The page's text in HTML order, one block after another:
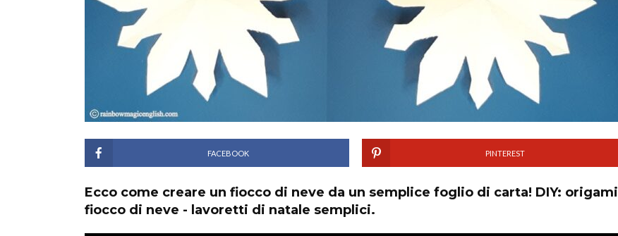
FACEBOOK PINTEREST
Ecco come creare un fiocco di neve da un semplice foglio di carta! DIY: origami
fiocco di neve - lavoretti di natale semplici.